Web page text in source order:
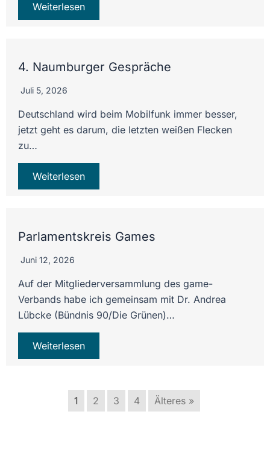
Weiterlesen
4. Naumburger Gespräche
Juli 5, 2026
Deutschland wird beim Mobilfunk immer besser,
jetzt geht es darum, die letzten weißen Flecken
zu…
Weiterlesen
Parlamentskreis Games
Juni 12, 2026
Auf der Mitgliederversammlung des game-
Verbands habe ich gemeinsam mit Dr. Andrea
Lübcke (Bündnis 90/Die Grünen)…
Weiterlesen
1 2 3 4 Älteres »